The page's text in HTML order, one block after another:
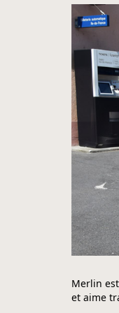
Merlin
et aime